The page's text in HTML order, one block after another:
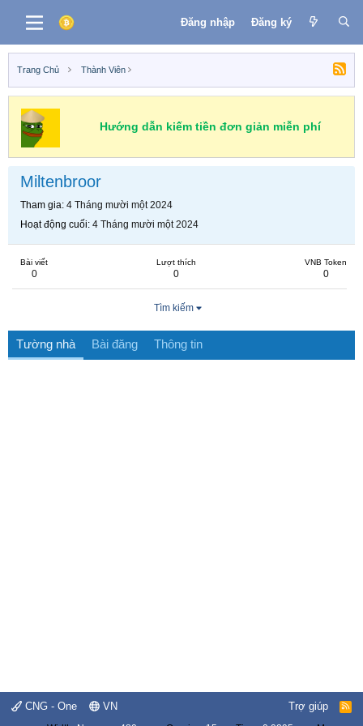
Đăng nhập Đăng ký
Trang Chủ Thành Viên
Hướng dẫn kiếm tiền đơn giản miễn phí
Miltenbroor
Tham gia 4 Tháng mười một 2024
Hoạt động cuối 4 Tháng mười một 2024
Bài viết
0
Lượt thích
0
VNB Token
0
Tìm kiếm
Tường nhà Bài đăng Thông tin
CNG - One VN Trợ giúp
R